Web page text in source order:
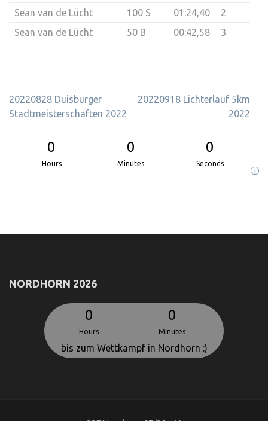
Sean van de Lücht
100 S 01:24,40
2
Sean van de Lücht
50 B 00:42,58 3
Beitragsnavigation
20220828 Duisburger
Stadtmeisterschaften 2022
20220918 Lichterlauf 5km
2022
0
Hours
0
Minutes
0
Seconds
i
NORDHORN 2026
0
Hours
0
Minutes
bis zum Wettkampf in Nordhorn :)